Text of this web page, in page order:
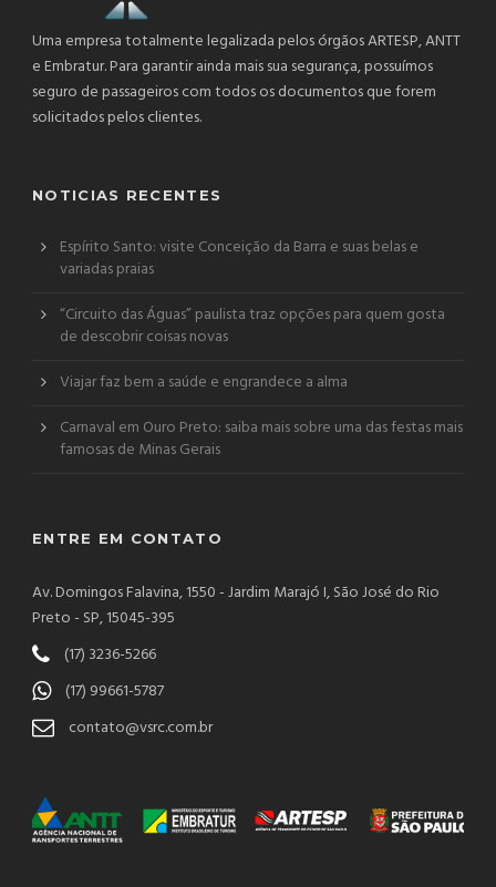
Uma empresa totalmente legalizada pelos órgãos ARTESP, ANTT
e Embratur. Para garantir ainda mais sua segurança, possuímos
seguro de passageiros com todos os documentos que forem
solicitados pelos clientes.
NOTICIAS RECENTES
Espírito Santo: visite Conceição da Barra e suas belas e
variadas praias
“Circuito das Águas” paulista traz opções para quem gosta
de descobrir coisas novas
Viajar faz bem a saúde e engrandece a alma
Carnaval em Ouro Preto: saiba mais sobre uma das festas mais
famosas de Minas Gerais
ENTRE EM CONTATO
Av. Domingos Falavina, 1550 - Jardim Marajó I, São José do Rio
Preto - SP, 15045-395
(17) 3236-5266
(17) 99661-5787
contato@vsrc.com.br